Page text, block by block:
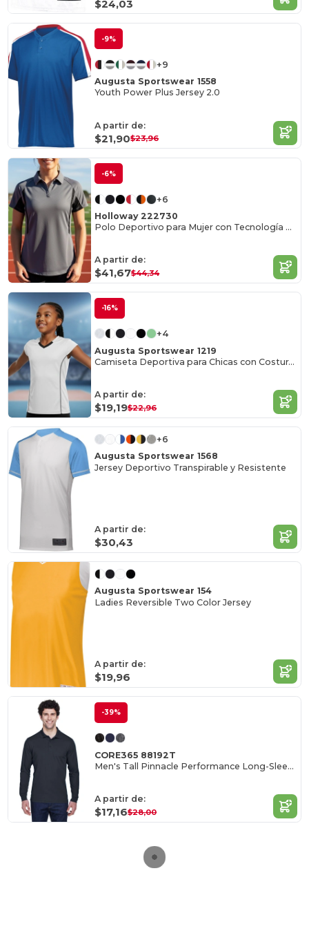
$24,03
-9%
+9
Augusta Sportswear 1558
Youth Power Plus Jersey 2.0
A partir de:
$21,90$23,96
-6%
+6
Holloway 222730
Polo Deportivo para Mujer con Tecnología Antienganche
A partir de:
$41,67$44,34
-16%
+4
Augusta Sportswear 1219
Camiseta Deportiva para Chicas con Costuras de Princesa
A partir de:
$19,19$22,96
+6
Augusta Sportswear 1568
Jersey Deportivo Transpirable y Resistente
A partir de:
$30,43
Augusta Sportswear 154
Ladies Reversible Two Color Jersey
A partir de:
$19,96
-39%
CORE365 88192T
Men's Tall Pinnacle Performance Long-Sleeve Piqué Polo
A partir de:
$17,16$28,00